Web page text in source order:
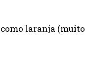
laranja (muito